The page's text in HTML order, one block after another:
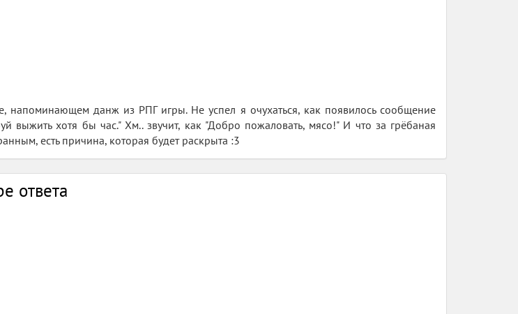
напоминающем данж из РПГ игры. Не успел я очухаться, как появилось сообщение
выжить хотя бы час." Хм.. звучит, как "Добро пожаловать, мясо!" И что за грёбаная
есть причина, которая будет раскрыта :3
ответа